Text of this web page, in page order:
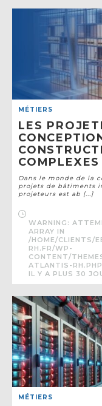
MÉTIERS
LES
COMPLEXES
Dans le monde de la
projets de bâtiments
projeteurs est ab [...]
WARNING :
ARRAY IN
/HOME/CLIENTS/
RH.FR/WP-
CONTENT/
ATLANTIS-RH.PHP
IL Y A PLUS 30
MÉTIERS